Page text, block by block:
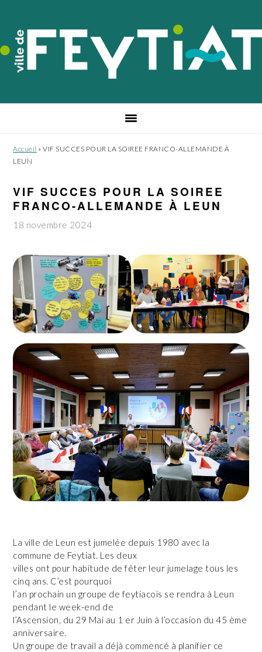
navigation
principale
contenu
principal
pied
de
page
Accueil »VIF SUCCES POUR LA SOIREE FRANCO-ALLEMANDE À
LEUN
VIF SUCCES POUR LA SOIREE
FRANCO-ALLEMANDE À LEUN
18 novembre 2024
La ville de Leun est jumelée depuis 1980 avec la
commune de Feytiat. Les deux
villes ont pour habitude de fêter leur jumelage tous les
cinq ans. C’est pourquoi
l’an prochain un groupe de feytiacois se rendra à Leun
pendant le week-end de
l’Ascension, du 29 Mai au 1 er Juin à l’occasion du 45 ème
anniversaire.
Un groupe de travail a déjà commencé à planifier ce